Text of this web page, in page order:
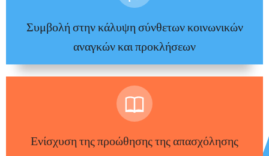
Συμβολή στην κάλυψη σύνθετων κοινωνικών
αναγκών και προκλήσεων
Ενίσχυση της προώθησης της απασχόλησης